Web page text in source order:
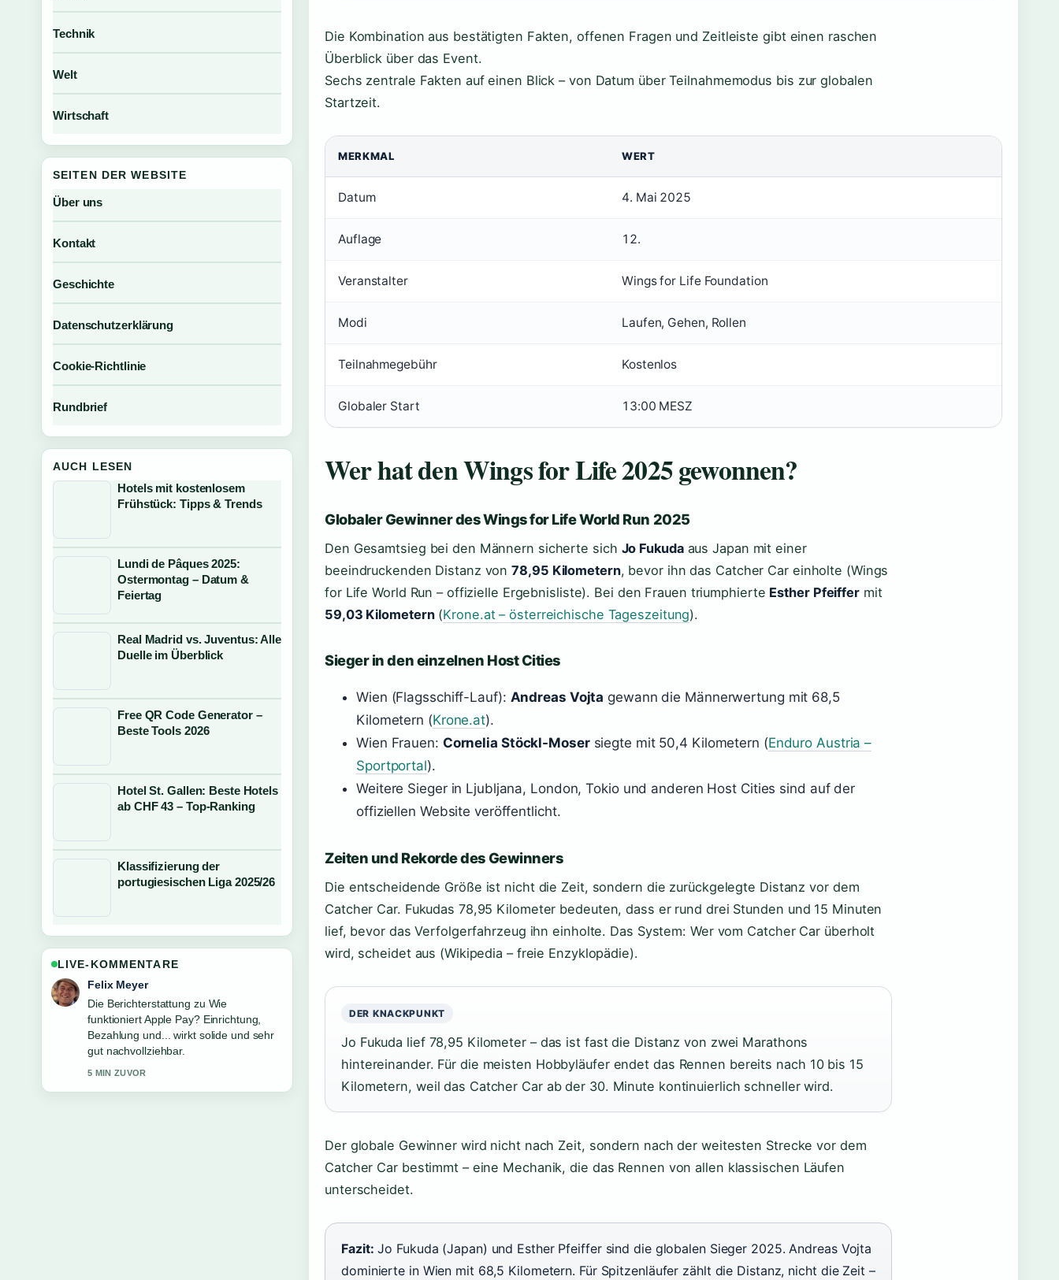
Die Kombination aus bestätigten Fakten, offenen Fragen und Zeitleiste gibt einen raschen
Überblick über das Event.
Sechs zentrale Fakten auf einen Blick – von Datum über Teilnahmemodus bis zur globalen
Startzeit.
MERKMAL WERT
Datum 4. Mai 2025
Auflage 12.
Veranstalter Wings for Life Foundation
Modi Laufen, Gehen, Rollen
Teilnahmegebühr Kostenlos
Globaler Start 13:00 MESZ
Wer hat den Wings for Life 2025 gewonnen?
Globaler Gewinner des Wings for Life World Run 2025
Den Gesamtsieg bei den Männern sicherte sich Jo Fukudaaus Japan mit einer
beeindruckenden Distanz von78,95 Kilometern, bevor ihn das Catcher Car einholte (Wings
for Life World Run – offizielle Ergebnisliste). Bei den Frauen triumphierte Esther Pfeiffermit
59,03 Kilometern(Krone.at – österreichische Tageszeitung).
Sieger in den einzelnen Host Cities
Wien (Flagsschiff-Lauf): Andreas Vojta gewann die Männerwertung mit 68,5
Kilometern (Krone.at).
Wien Frauen: Cornelia Stöckl-Mosersiegte mit 50,4 Kilometern (Enduro Austria –
Sportportal).
Weitere Sieger in Ljubljana, London, Tokio und anderen Host Cities sind auf der
offiziellen Website veröffentlicht.
Zeiten und Rekorde des Gewinners
Die entscheidende Größe ist nicht die Zeit, sondern die zurückgelegte Distanz vor dem
Catcher Car. Fukudas 78,95 Kilometer bedeuten, dass er rund drei Stunden und 15 Minuten
lief, bevor das Verfolgerfahrzeug ihn einholte. Das System: Wer vom Catcher Car überholt
wird, scheidet aus (Wikipedia – freie Enzyklopädie).
DER KNACKPUNKT
Jo Fukuda lief 78,95 Kilometer – das ist fast die Distanz von zwei Marathons
hintereinander. Für die meisten Hobbyläufer endet das Rennen bereits nach 10 bis 15
Kilometern, weil das Catcher Car ab der 30. Minute kontinuierlich schneller wird.
Der globale Gewinner wird nicht nach Zeit, sondern nach der weitesten Strecke vor dem
Catcher Car bestimmt – eine Mechanik, die das Rennen von allen klassischen Läufen
unterscheidet.
Fazit: Jo Fukuda (Japan) und Esther Pfeiffer sind die globalen Sieger 2025. Andreas Vojta
dominierte in Wien mit 68,5 Kilometern. Für Spitzenläufer zählt die Distanz, nicht die Zeit –
Technik
Welt
Wirtschaft
SEITEN DER WEBSITE
Über uns
Kontakt
Geschichte
Datenschutzerklärung
Cookie-Richtlinie
Rundbrief
AUCH LESEN
Hotels mit kostenlosem
Frühstück: Tipps & Trends
Lundi de Pâques 2025:
Ostermontag – Datum &
Feiertag
Real Madrid vs. Juventus: Alle
Duelle im Überblick
Free QR Code Generator –
Beste Tools 2026
Hotel St. Gallen: Beste Hotels
ab CHF 43 – Top-Ranking
Klassifizierung der
portugiesischen Liga 2025/26
LIVE-KOMMENTARE
Laura Becker
Gute Verifikationsarbeit zu Zahnarzt
Genf Englisch sprechend: Kosten
&#038; Kliniken. Mehr Medien sollten
so schreiben.
7 MIN ZUVOR